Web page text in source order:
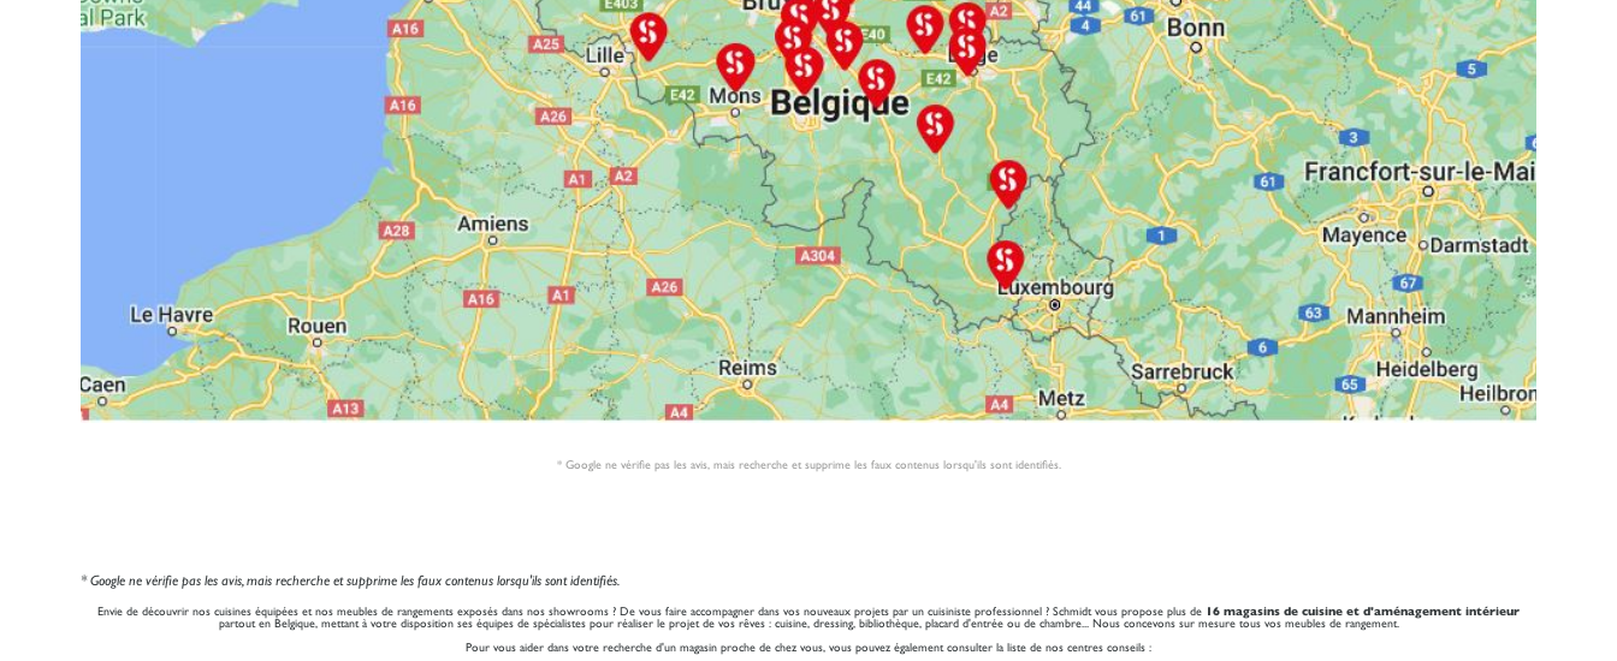
* Google ne vérifie pas les avis, mais recherche et supprime les faux contenus lorsqu'ils sont identifiés.
* Google ne vérifie pas les avis, mais recherche et supprime les faux contenus lorsqu'ils sont identifiés.
Envie de découvrir nos cuisines équipées et nos meubles de rangements exposés dans nos showrooms ? De vous faire accompagner dans vos nouveaux projets par un cuisiniste professionnel ? Schmidt vous propose plus de 16 magasins de cuisine et d'aménagement intérieur
partout en Belgique, mettant à votre disposition ses équipes de spécialistes pour réaliser le projet de vos rêves : cuisine, dressing, bibliothèque, placard d'entrée ou de chambre... Nous concevons sur mesure tous vos meubles de rangement.
Pour vous aider dans votre recherche d'un magasin proche de chez vous, vous pouvez également consulter la liste de nos centres conseils :